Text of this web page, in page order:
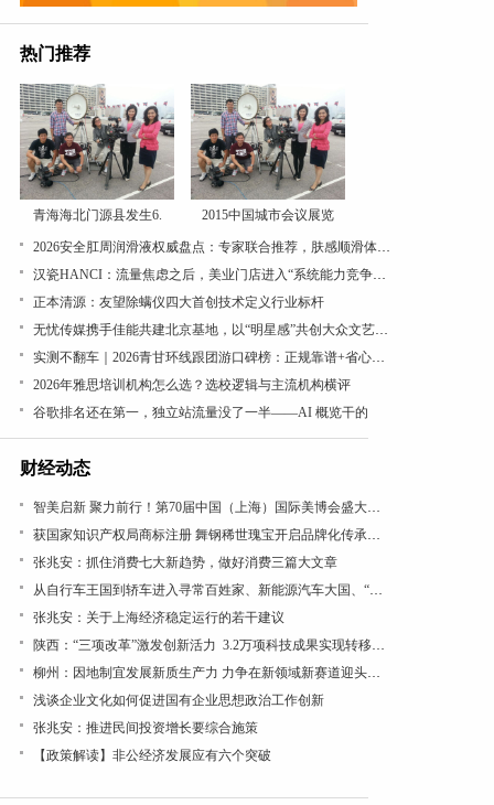
热门推荐
青海海北门源县发生6. 2015中国城市会议展览
2026安全肛周润滑液权威盘点：专家联合推荐，肤感顺滑体验出众
汉瓷HANCI：流量焦虑之后，美业门店进入“系统能力竞争周期”
正本清源：友望除螨仪四大首创技术定义行业标杆
无忧传媒携手佳能共建北京基地，以“明星感”共创大众文艺直播视效新范式
实测不翻车｜2026青甘环线跟团游口碑榜：正规靠谱+省心推荐，一篇讲透
2026年雅思培训机构怎么选？选校逻辑与主流机构横评
谷歌排名还在第一，独立站流量没了一半——AI 概览干的
财经动态
智美启新 聚力前行！第70届中国（上海）国际美博会盛大开幕
获国家知识产权局商标注册 舞钢稀世瑰宝开启品牌化传承新篇
张兆安：抓住消费七大新趋势，做好消费三篇大文章
从自行车王国到轿车进入寻常百姓家、新能源汽车大国、“低空经济”看“汽车文化”理论的引领作用
张兆安：关于上海经济稳定运行的若干建议
陕西：“三项改革”激发创新活力 3.2万项科技成果实现转移转化
柳州：因地制宜发展新质生产力 力争在新领域新赛道迎头赶上
浅谈企业文化如何促进国有企业思想政治工作创新
张兆安：推进民间投资增长要综合施策
【政策解读】非公经济发展应有六个突破